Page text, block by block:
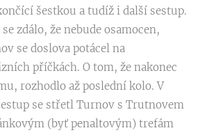
šestkou a tudíž i další sestup.
zdálo, že nebude osamocen,
se doslova potácel na
příčkách. O tom, že nakonec
rozhodlo až poslední kolo. V
se střetl Turnov s Trutnovem
(byť penaltovým) trefám